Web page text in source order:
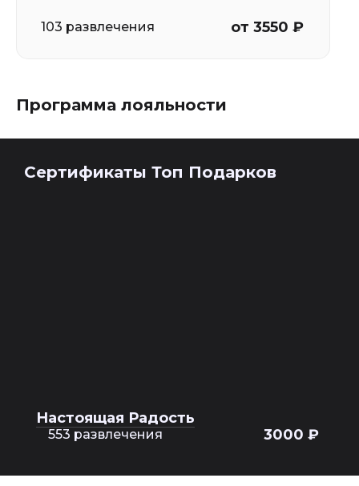
103 развлечения от 3550 ₽
Программа лояльности
Сертификаты Топ Подарков
Настоящая Радость
553 развлечения 3000 ₽